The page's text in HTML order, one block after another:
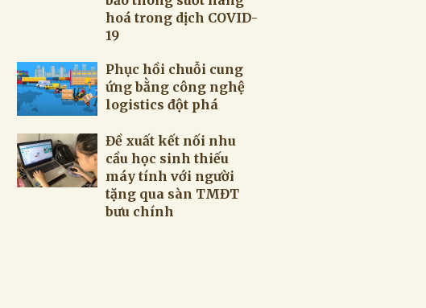
hoá trong dịch COVID-
19
Phục hồi chuỗi cung
ứng bằng công nghệ
logistics đột phá
Đề xuất kết nối nhu
cầu học sinh thiếu
máy tính với người
tặng qua sàn TMĐT
bưu chính